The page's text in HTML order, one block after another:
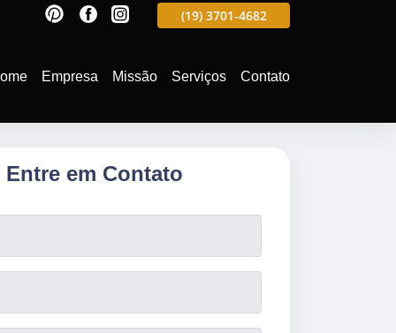
(19) 3701-4988 (19) 3701-4682
Empresa Missão Serviços Contato
Entre em Contato